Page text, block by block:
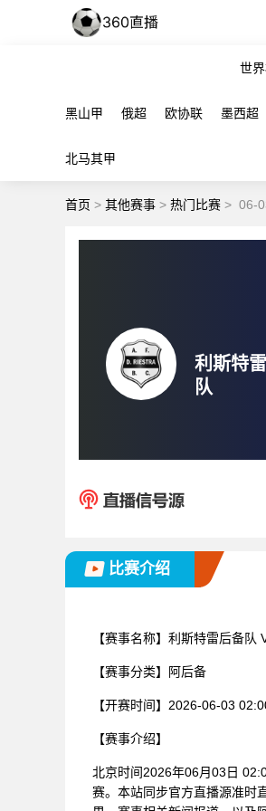
世
黑山甲 俄超 欧协联 墨西超
北马其甲
首页 > 其他赛事 > 热门比赛 > 06-
利斯特
队
比赛介绍
【赛事名称】 利斯特雷后备队
【赛事分类】 阿后备
【开赛时间】 2026-06-03
【赛事介绍】
北京时间2026年06月03日
赛。本站同步官方直播源准时